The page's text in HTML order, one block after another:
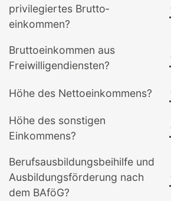
privilegiertes Brutto­
einkommen?
Brutto­einkommen aus
Freiwilligen­diensten?
Höhe des Netto­einkommens?
Höhe des sonstigen
Einkommens?
Berufs­ausbildungs­beihilfe und
Ausbildungs­förderung nach
dem BAföG?